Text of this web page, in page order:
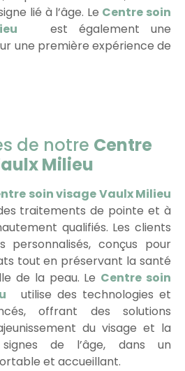
lié à l’âge. Le Centre soin
est également une
une première expérience de
de notre Centre
Milieu
soin visage Vaulx Milieu
traitements de pointe et à
qualifiés. Les clients
personnalisés, conçus pour
tout en préservant la santé
de la peau. Le Centre soin
utilise des technologies et
offrant des solutions
du visage et la
de l’âge, dans un
et accueillant.